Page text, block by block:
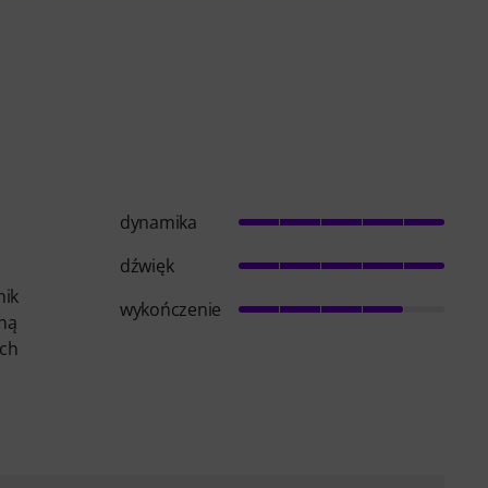
dynamika
dźwięk
wykończenie